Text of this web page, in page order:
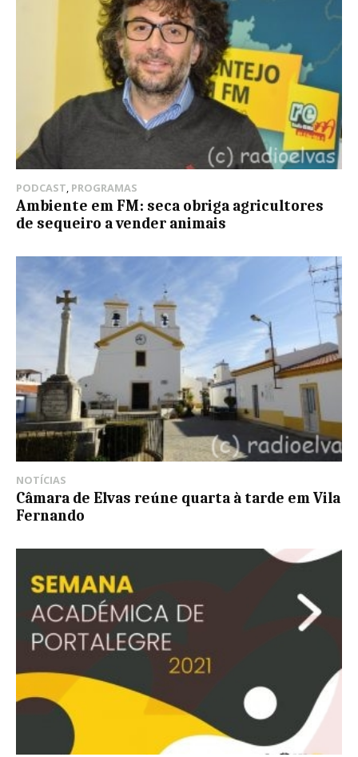
PODCAST, PROGRAMAS
Ambiente em FM: seca obriga agricultores
de sequeiro a vender animais
NOTÍCIAS
Câmara de Elvas reúne quarta à tarde em Vila
Fernando